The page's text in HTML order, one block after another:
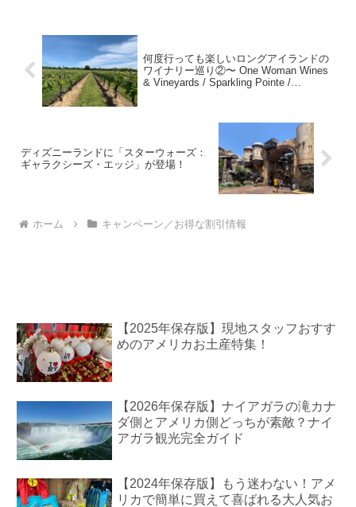
何度行っても楽しいロングアイランドの
ワイナリー巡り②〜 One Woman Wines
& Vineyards / Sparkling Pointe /
ディズニーランドに「スターウォーズ：
ギャラクシーズ・エッジ」が登場！
ホーム キャンペーン／お得な割引情報
【2025年保存版】現地スタッフおすす
めのアメリカお土産特集！
【2026年保存版】ナイアガラの滝カナ
ダ側とアメリカ側どっちが素敵？ナイ
アガラ観光完全ガイド
【2024年保存版】もう迷わない！アメ
リカで簡単に買えて喜ばれる大人気お